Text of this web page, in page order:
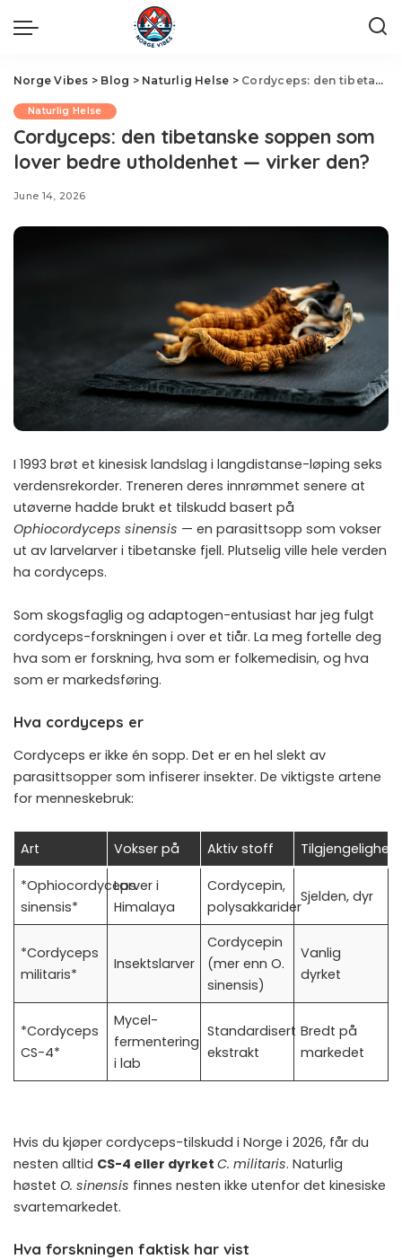
Norge Vibes > Blog > Naturlig Helse > Cordyceps: den tibetanske soppen som lover bedre utholdenhet — virker den?
Naturlig Helse
Cordyceps: den tibetanske soppen som
lover bedre utholdenhet — virker den?
June 14, 2026
I 1993 brøt et kinesisk landslag i langdistanse-løping seks
verdensrekorder. Treneren deres innrømmet senere at
utøverne hadde brukt et tilskudd basert på
Ophiocordyceps sinensis — en parasittsopp som vokser
ut av larvelarver i tibetanske fjell. Plutselig ville hele verden
ha cordyceps.
Som skogsfaglig og adaptogen-entusiast har jeg fulgt
cordyceps-forskningen i over et tiår. La meg fortelle deg
hva som er forskning, hva som er folkemedisin, og hva
som er markedsføring.
Hva cordyceps er
Cordyceps er ikke én sopp. Det er en hel slekt av
parasittsopper som infiserer insekter. De viktigste artene
for menneskebruk:
Art Vokser på Aktiv stoff Tilgjengelighet
*Ophiocordyceps
sinensis*
Larver i
Himalaya
Cordycepin,
polysakkarider
Sjelden, dyr
*Cordyceps
militaris*
Insektslarver
Cordycepin
(mer enn O.
sinensis)
Vanlig
dyrket
*Cordyceps
CS-4*
Mycel-
fermentering
i lab
Standardisert
ekstrakt
Bredt på
markedet
Hvis du kjøper cordyceps-tilskudd i Norge i 2026, får du
nesten alltid CS-4 eller dyrket C. militaris. Naturlig
høstet O. sinensis finnes nesten ikke utenfor det kinesiske
svartemarkedet.
Hva forskningen faktisk har vist